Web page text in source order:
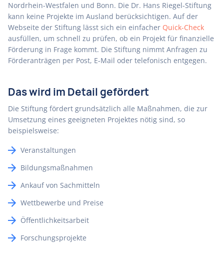
Nordrhein-Westfalen und Bonn. Die Dr. Hans Riegel-Stiftung
kann keine Projekte im Ausland berücksichtigen. Auf der
Webseite der Stiftung lässt sich ein einfacher Quick-Check
ausfüllen, um schnell zu prüfen, ob ein Projekt für finanzielle
Förderung in Frage kommt. Die Stiftung nimmt Anfragen zu
Förderanträgen per Post, E-Mail oder telefonisch entgegen.
Das wird im Detail gefördert
Die Stiftung fördert grundsätzlich alle Maßnahmen, die zur
Umsetzung eines geeigneten Projektes nötig sind, so
beispielsweise:
Veranstaltungen
Bildungsmaßnahmen
Ankauf von Sachmitteln
Wettbewerbe und Preise
Öffentlichkeitsarbeit
Forschungsprojekte